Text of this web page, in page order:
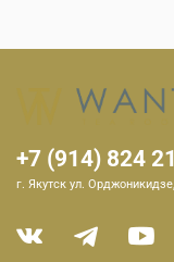
+7 (914) 824
г. Якутск ул.